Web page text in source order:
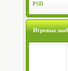
PSD
Игровые